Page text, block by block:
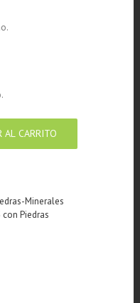
AL CARRITO
Minerales
Piedras